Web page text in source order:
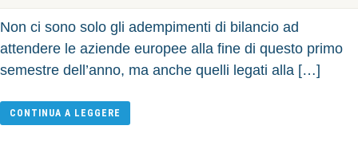
Non ci sono solo gli adempimenti di bilancio ad
attendere le aziende europee alla fine di questo primo
semestre dell’anno, ma anche quelli legati alla […]
CONTINUA A LEGGERE